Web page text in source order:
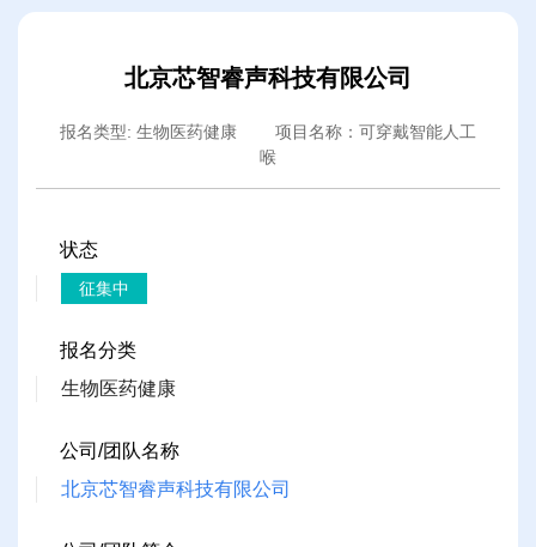
北京芯智睿声科技有限公司
报名类型: 生物医药健康 项目名称：可穿戴智能人工
喉
状态
征集中
报名分类
生物医药健康
公司/团队名称
北京芯智睿声科技有限公司